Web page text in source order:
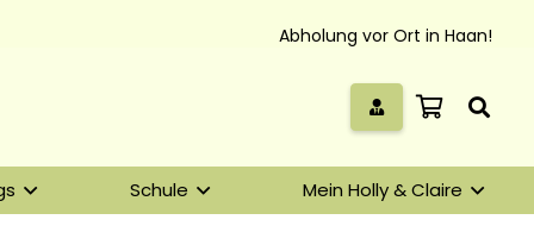
Abholung vor Ort in Haan!
Schule Mein Holly & Claire